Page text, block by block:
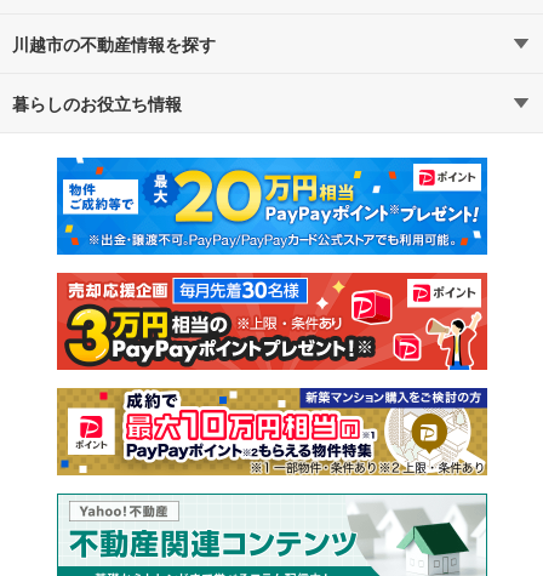
路線・駅から探す
通勤・通学時間から探す
川越市の不動産情報を探す
不動産・住宅
新築マンション 中古マンション
新築一戸建て 中古一戸建て
注文住宅 土地
売却査定
暮らしのお役立ち情報
マンションカタログ 教えて！住まいの先生